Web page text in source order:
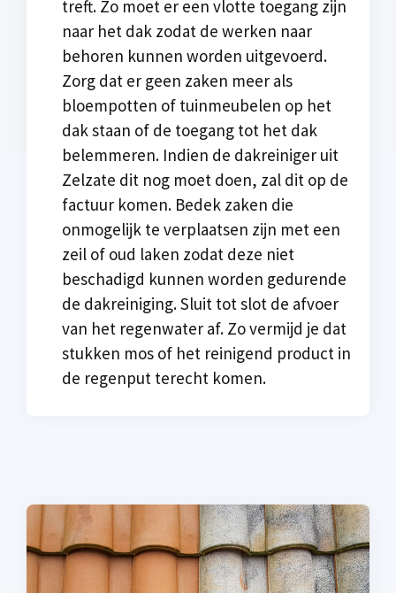
treft. Zo moet er een vlotte toegang zijn
naar het dak zodat de werken naar
behoren kunnen worden uitgevoerd.
Zorg dat er geen zaken meer als
bloempotten of tuinmeubelen op het
dak staan of de toegang tot het dak
belemmeren. Indien de dakreiniger uit
Zelzate dit nog moet doen, zal dit op de
factuur komen. Bedek zaken die
onmogelijk te verplaatsen zijn met een
zeil of oud laken zodat deze niet
beschadigd kunnen worden gedurende
de dakreiniging. Sluit tot slot de afvoer
van het regenwater af. Zo vermijd je dat
stukken mos of het reinigend product in
de regenput terecht komen.